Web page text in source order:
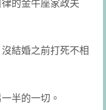
的金牛座家政夫
結婚之前打死不相
半的一切。